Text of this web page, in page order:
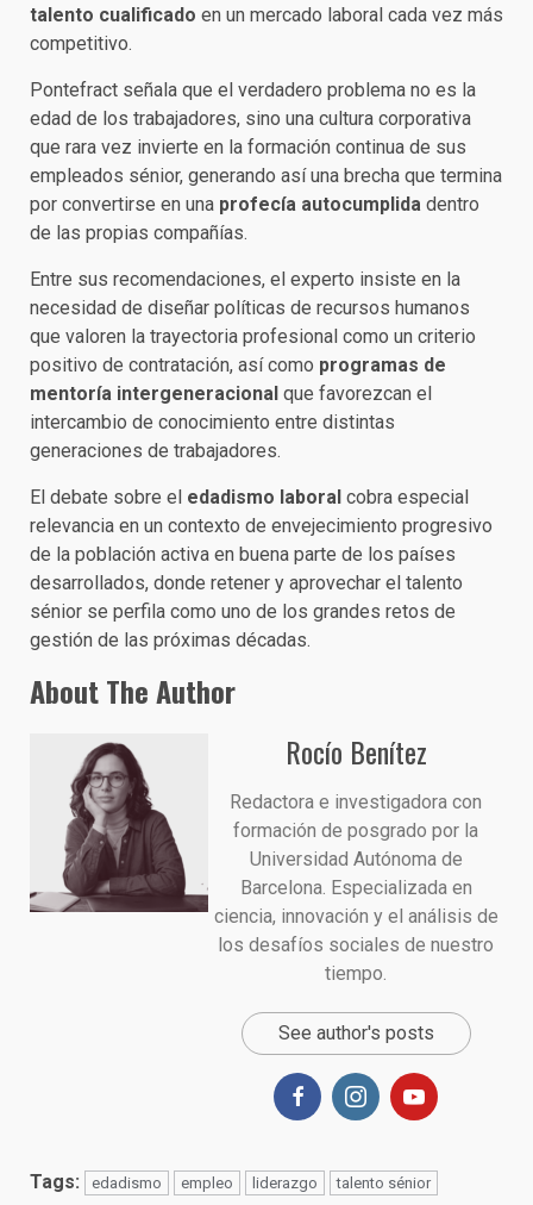
talento cualificado en un mercado laboral cada vez más
competitivo.
Pontefract señala que el verdadero problema no es la
edad de los trabajadores, sino una cultura corporativa
que rara vez invierte en la formación continua de sus
empleados sénior, generando así una brecha que termina
por convertirse en una profecía autocumplida dentro
de las propias compañías.
Entre sus recomendaciones, el experto insiste en la
necesidad de diseñar políticas de recursos humanos
que valoren la trayectoria profesional como un criterio
positivo de contratación, así como programas de
mentoría intergeneracional que favorezcan el
intercambio de conocimiento entre distintas
generaciones de trabajadores.
El debate sobre el edadismo laboral cobra especial
relevancia en un contexto de envejecimiento progresivo
de la población activa en buena parte de los países
desarrollados, donde retener y aprovechar el talento
sénior se perfila como uno de los grandes retos de
gestión de las próximas décadas.
About The Author
Rocío Benítez
Redactora e investigadora con
formación de posgrado por la
Universidad Autónoma de
Barcelona. Especializada en
ciencia, innovación y el análisis de
los desafíos sociales de nuestro
tiempo.
See author's posts
Tags: edadismo empleo liderazgo talento sénior